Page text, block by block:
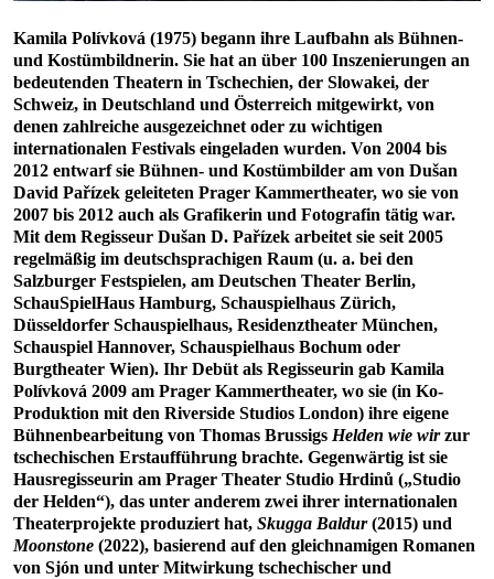
Kamila Polívková (1975) begann ihre Laufbahn als Bühnen-
und Kostümbildnerin. Sie hat an über 100 Inszenierungen an
bedeutenden Theatern in Tschechien, der Slowakei, der
Schweiz, in Deutschland und Österreich mitgewirkt, von
denen zahlreiche ausgezeichnet oder zu wichtigen
internationalen Festivals eingeladen wurden. Von 2004 bis
2012 entwarf sie Bühnen- und Kostümbilder am von Dušan
David Pařízek geleiteten Prager Kammertheater, wo sie von
2007 bis 2012 auch als Grafikerin und Fotografin tätig war.
Mit dem Regisseur Dušan D. Pařízek arbeitet sie seit 2005
regelmäßig im deutschsprachigen Raum (u. a. bei den
Salzburger Festspielen, am Deutschen Theater Berlin,
SchauSpielHaus Hamburg, Schauspielhaus Zürich,
Düsseldorfer Schauspielhaus, Residenztheater München,
Schauspiel Hannover, Schauspielhaus Bochum oder
Burgtheater Wien). Ihr Debüt als Regisseurin gab Kamila
Polívková 2009 am Prager Kammertheater, wo sie (in Ko-
Produktion mit den Riverside Studios London) ihre eigene
Bühnenbearbeitung von Thomas Brussigs Helden wie wirzur
tschechischen Erstaufführung brachte. Gegenwärtig ist sie
Hausregisseurin am Prager Theater Studio Hrdinů („Studio
der Helden“), das unter anderem zwei ihrer internationalen
Theaterprojekte produziert hat, Skugga Baldur(2015) und
Moonstone (2022), basierend auf den gleichnamigen Romanen
von Sjón und unter Mitwirkung tschechischer und